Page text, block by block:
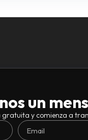
un
y comienza a